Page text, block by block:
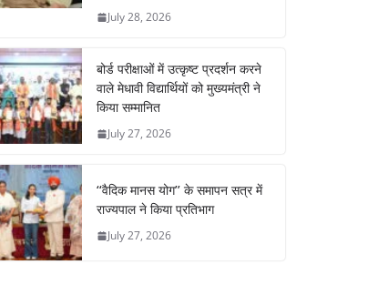
July 28, 2026
बोर्ड परीक्षाओं में उत्कृष्ट प्रदर्शन करने
वाले मेधावी विद्यार्थियों को मुख्यमंत्री ने
किया सम्मानित
July 27, 2026
‘‘वैदिक मानस योग’’ के समापन सत्र में
राज्यपाल ने किया प्रतिभाग
July 27, 2026